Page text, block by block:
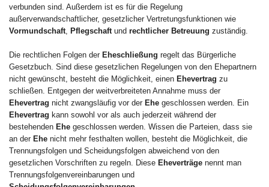
verbunden sind. Außerdem ist es für die Regelung
außerverwandschaftlicher, gesetzlicher Vertretungsfunktionen wie
Vormundschaft Pflegschaft und rechtlicher Betreuung zuständig.
Die rechtlichen Folgen der Eheschließung regelt das Bürgerliche
Gesetzbuch. Sind diese gesetzlichen Regelungen von den Ehepartnern
nicht gewünscht, besteht die Möglichkeit, einen Ehevertrag zu
schließen. Entgegen der weitverbreiteten Annahme muss der
Ehevertrag nicht zwangsläufig vor der Ehe geschlossen werden. Ein
Ehevertrag kann sowohl vor als auch jederzeit während der
bestehenden Ehe geschlossen werden. Wissen die Parteien, dass sie
an der Ehe nicht mehr festhalten wollen, besteht die Möglichkeit, die
Trennungsfolgen und Scheidungsfolgen abweichend von den
gesetzlichen Vorschriften zu regeln. Diese Eheverträge nennt man
Trennungsfolgenvereinbarungen und